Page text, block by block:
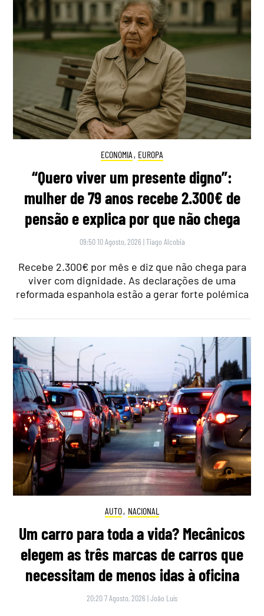
ECONOMIA , EUROPA
“Quero viver um presente digno”:
mulher de 79 anos recebe 2.300€ de
pensão e explica por que não chega
09:50 10 Agosto, 2026 |Tiago Alcobia
Recebe 2.300€ por mês e diz que não chega para
viver com dignidade. As declarações de uma
reformada espanhola estão a gerar forte polémica
AUTO, NACIONAL
Um carro para toda a vida? Mecânicos
elegem as três marcas de carros que
necessitam de menos idas à oficina
20:20 7 Agosto, 2026 |João Luís